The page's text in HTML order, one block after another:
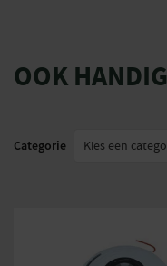
OOK HANDIG
Categorie